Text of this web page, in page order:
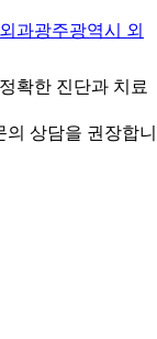
과광주광역시 외
확한 진단과 치료
상담을 권장합니